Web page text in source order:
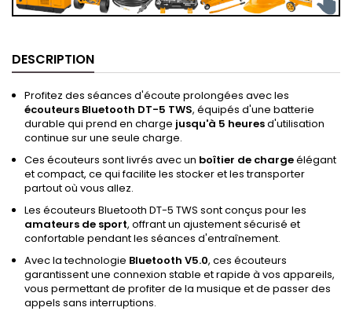
DESCRIPTION
Profitez des séances d'écoute prolongées avec les
écouteurs Bluetooth DT-5 TWS, équipés d'une batterie
durable qui prend en charge jusqu'à 5 heuresd'utilisation
continue sur une seule charge.
Ces écouteurs sont livrés avec un boîtier de chargeélégant
et compact, ce qui facilite les stocker et les transporter
partout où vous allez.
Les écouteurs Bluetooth DT-5 TWS sont conçus pour les
amateurs de sport, offrant un ajustement sécurisé et
confortable pendant les séances d'entraînement.
Avec la technologie Bluetooth V5.0, ces écouteurs
garantissent une connexion stable et rapide à vos appareils,
vous permettant de profiter de la musique et de passer des
appels sans interruptions.